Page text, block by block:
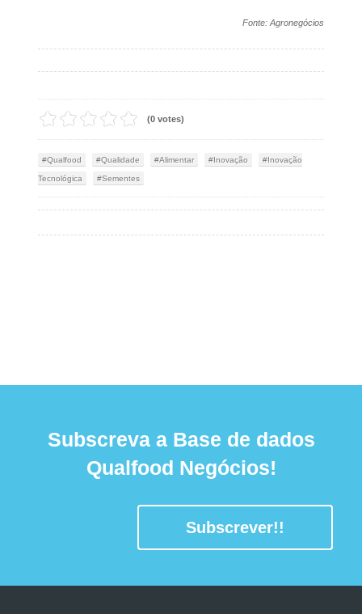
Fonte: Agronegócios
(0 votes)
Qualfood Qualidade Alimentar Inovação Inovação
Tecnológica Sementes
Subscreva a Base de dados
Qualfood Negócios!
Subscrever!!